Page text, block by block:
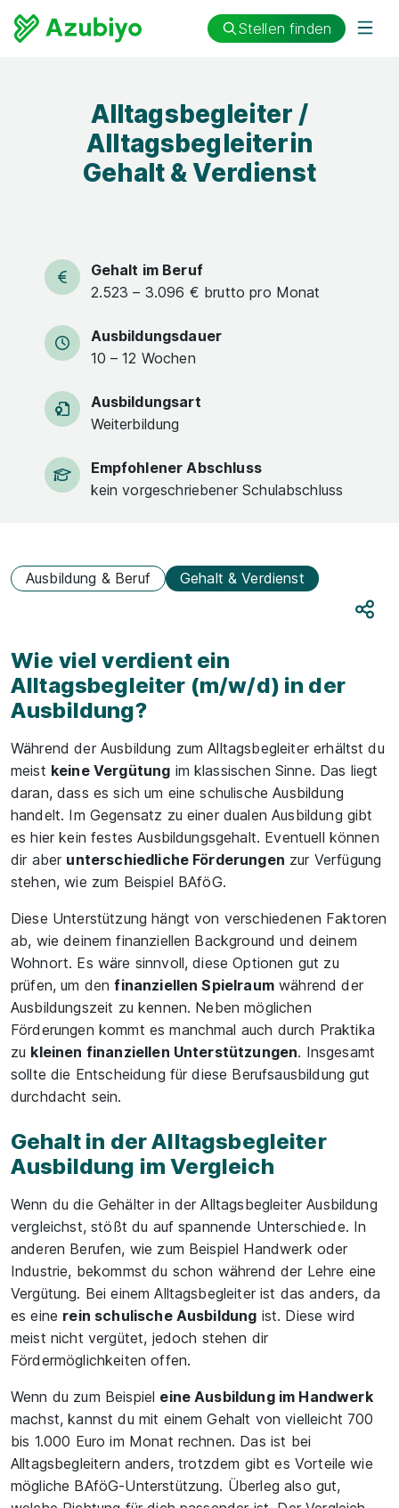
Stellen finden
Alltagsbegleiter /
Alltagsbegleiterin
Gehalt & Verdienst
Gehalt im Beruf
2.523 – 3.096 € brutto pro Monat
Ausbildungsdauer
10 – 12 Wochen
Ausbildungsart
Weiterbildung
Empfohlener Abschluss
kein vorgeschriebener Schulabschluss
Ausbildung & Beruf Gehalt & Verdienst
Wie viel verdient ein
Alltagsbegleiter (m/w/d) in der
Ausbildung?
Während der Ausbildung zum Alltagsbegleiter erhältst du
meist keine Vergütung im klassischen Sinne. Das liegt
daran, dass es sich um eine schulische Ausbildung
handelt. Im Gegensatz zu einer dualen Ausbildung gibt
es hier kein festes Ausbildungsgehalt. Eventuell können
dir aber unterschiedliche Förderungen zur Verfügung
stehen, wie zum Beispiel BAföG.
Diese Unterstützung hängt von verschiedenen Faktoren
ab, wie deinem finanziellen Background und deinem
Wohnort. Es wäre sinnvoll, diese Optionen gut zu
prüfen, um denfinanziellen Spielraumwährend der
Ausbildungszeit zu kennen. Neben möglichen
Förderungen kommt es manchmal auch durch Praktika
zu kleinen finanziellen Unterstützungen. Insgesamt
sollte die Entscheidung für diese Berufsausbildung gut
durchdacht sein.
Gehalt in der Alltagsbegleiter
Ausbildung im Vergleich
Wenn du die Gehälter in der Alltagsbegleiter Ausbildung
vergleichst, stößt du auf spannende Unterschiede. In
anderen Berufen, wie zum Beispiel Handwerk oder
Industrie, bekommst du schon während der Lehre eine
Vergütung. Bei einem Alltagsbegleiter ist das anders, da
es eine rein schulische Ausbildung ist. Diese wird
meist nicht vergütet, jedoch stehen dir
Fördermöglichkeiten offen.
Wenn du zum Beispiel eine Ausbildung im Handwerk
machst, kannst du mit einem Gehalt von vielleicht 700
bis 1.000 Euro im Monat rechnen. Das ist bei
Alltagsbegleitern anders, trotzdem gibt es Vorteile wie
mögliche BAföG-Unterstützung. Überleg also gut,